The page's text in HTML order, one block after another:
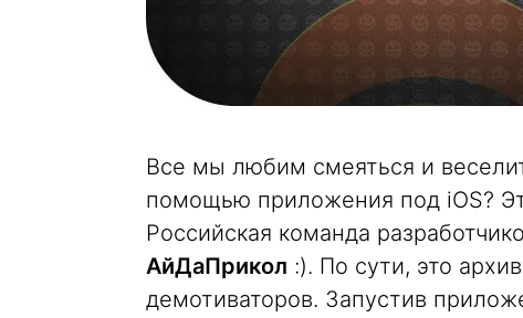
Все мы любим смеяться и
помощью приложения под iOS?
Российская команда
АйДаПрикол :). По сути, это
демотиваторов. Запустив